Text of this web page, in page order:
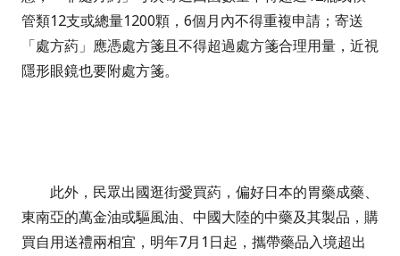
管類12支或總量1200顆，6個月內不得重複申請；寄送
「處方葯」應憑處方箋且不得超過處方箋合理用量，近視
隱形眼鏡也要附處方箋。
此外，民眾出國逛街愛買葯，偏好日本的胃藥成藥、
東南亞的萬金油或驅風油、中國大陸的中藥及其製品，購
買自用送禮兩相宜，明年7月1日起，攜帶藥品入境超出